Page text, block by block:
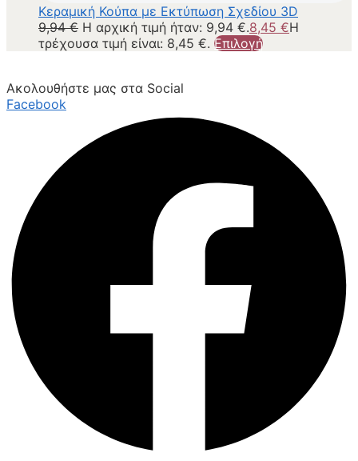
Κεραμική Κούπα με Εκτύπωση Σχεδίου 3D
9,94€ Η αρχική τιμή ήταν: 9,94 €.8,45 €Η
τρέχουσα τιμή είναι: 8,45 €. Επιλογή
Ακολουθήστε μας στα Social
Facebook